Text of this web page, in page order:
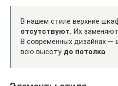
В нашем стиле верхние
отсутствуют. Их
В современных дизайнах
всю высоту до потолка.